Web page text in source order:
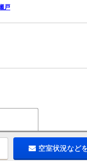
戸
空室状況など